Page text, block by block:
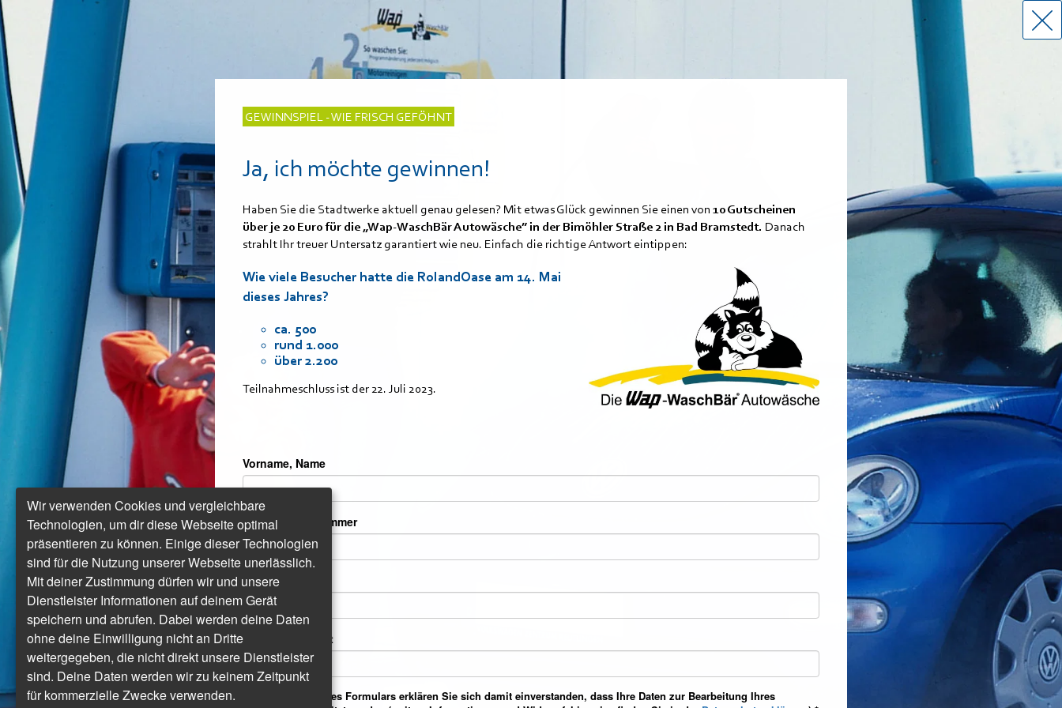
GEWINNSPIEL - WIE FRISCH GEFÖHNT
Ja, ich möchte gewinnen!
Haben Sie die Stadtwerke aktuell genau gelesen? Mit etwas Glück gewinnen Sie einen von 10 Gutscheinen
über je 20 Euro für die „Wap-WaschBär Autowäsche” in der Bimöhler Straße 2 in Bad Bramstedt. Danach
strahlt Ihr treuer Untersatz garantiert wie neu. Einfach die richtige Antwort eintippen:
Wie viele Besucher hatte die RolandOase am 14. Mai
dieses Jahres?
ca. 500
rund 1.000
über 2.200
Teilnahmeschluss ist der 22. Juli 2023.
Vorname, Name
Strasse Hausnummer
Postleitzahl Ort
Richtige Antwort
Durch Ausfüllen des Formulars erklären Sie sich damit einverstanden, dass Ihre Daten zur Bearbeitung Ihres
Wir verwenden Cookies und vergleichbare
Technologien, um dir diese Webseite optimal
präsentieren zu können. Einige dieser Technologien
sind für die Nutzung unserer Webseite unerlässlich.
Mit deiner Zustimmung dürfen wir und unsere
Dienstleister Informationen auf deinem Gerät
speichern und abrufen. Dabei werden deine Daten
ohne deine Einwilligung nicht an Dritte
weitergegeben, die nicht direkt unsere Dienstleister
sind. Deine Daten werden wir zu keinem Zeitpunkt
für kommerzielle Zwecke verwenden.